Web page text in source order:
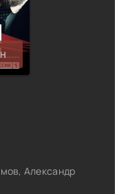
Александр